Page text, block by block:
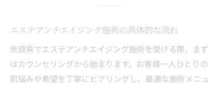
エステアンチエイジング施術の具体的な流れ
奈良県でエステアンチエイジング施術を受ける際、まず
はカウンセリングから始まります。お客様一人ひとりの
肌悩みや希望を丁寧にヒアリングし、最適な施術メニュ